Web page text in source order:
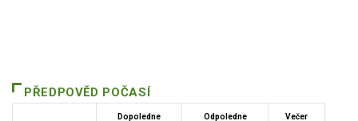
PŘEDPOVĚD POČASÍ
Dopoledne Odpoledne Večer